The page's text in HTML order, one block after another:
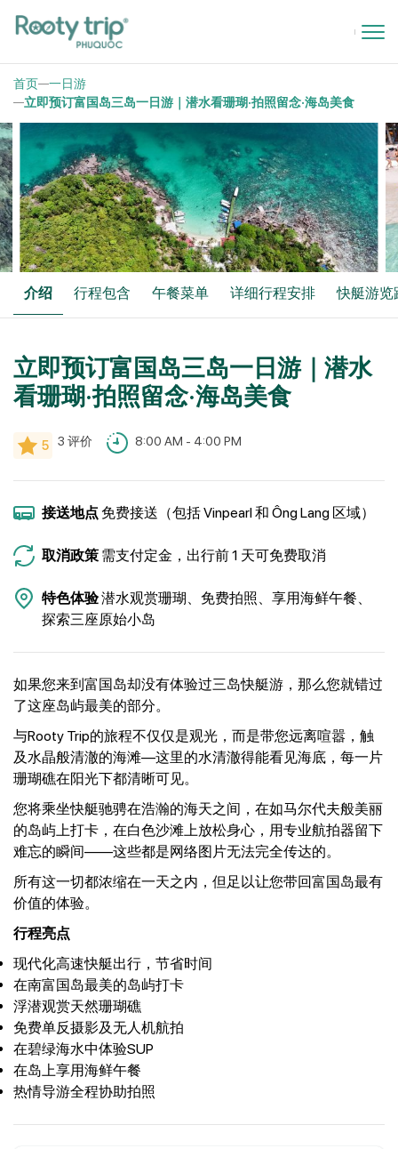
首页
一日游
立即预订富国岛三岛一日游｜潜水看珊瑚·拍照留念·海岛美食
介绍 行程包含 午餐菜单 详细行程安排 快艇游览
立即预订富国岛三岛一日游｜潜水
看珊瑚·拍照留念·海岛美食
5 3 评价 8:00 AM - 4:00 PM
接送地点 免费接送（包括 Vinpearl 和 Ông Lang 区域）
取消政策 需支付定金，出行前 1 天可免费取消
特色体验潜水观赏珊瑚、免费拍照、享用海鲜午餐、
探索三座原始小岛
如果您来到富国岛却没有体验过三岛快艇游，那么您就错过
了这座岛屿最美的部分。
与Rooty Trip的旅程不仅仅是观光，而是带您远离喧嚣，触
及水晶般清澈的海滩—这里的水清澈得能看见海底，每一片
珊瑚礁在阳光下都清晰可见。
您将乘坐快艇驰骋在浩瀚的海天之间，在如马尔代夫般美丽
的岛屿上打卡，在白色沙滩上放松身心，用专业航拍器留下
难忘的瞬间——这些都是网络图片无法完全传达的。
所有这一切都浓缩在一天之内，但足以让您带回富国岛最有
价值的体验。
行程亮点
现代化高速快艇出行，节省时间
在南富国岛最美的岛屿打卡
浮潜观赏天然珊瑚礁
免费单反摄影及无人机航拍
在碧绿海水中体验SUP
在岛上享用海鲜午餐
热情导游全程协助拍照